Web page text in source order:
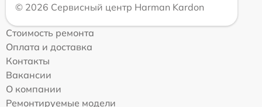
© 2026 Сервисный центр Harman Kardon
Стоимость ремонта
Оплата и доставка
Контакты
Вакансии
О компании
Ремонтируемые модели